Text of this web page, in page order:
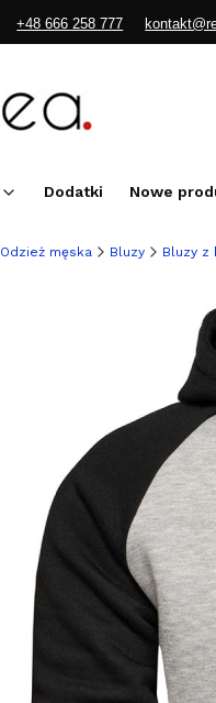
+48 666 258 777
Dodatki Nowe
Odzież męska Bluzy Bluzy z